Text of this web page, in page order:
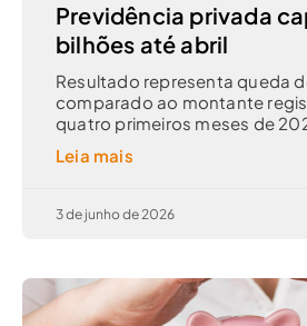
Previdência privada
bilhões até abril
Resultado representa queda
comparado ao montante
quatro primeiros meses de
Leia mais
3 de junho de 2026